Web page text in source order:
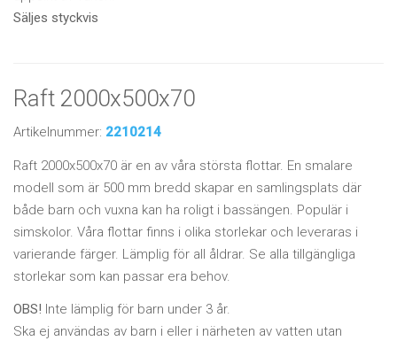
Säljes styckvis
Raft 2000x500x70
Artikelnummer: 2210214
Raft 2000x500x70 är en av våra största flottar. En smalare
modell som är 500 mm bredd skapar en samlingsplats där
både barn och vuxna kan ha roligt i bassängen. Populär i
simskolor. Våra flottar finns i olika storlekar och leveraras i
varierande färger. Lämplig för all åldrar. Se alla tillgängliga
storlekar som kan passar era behov.
OBS! Inte lämplig för barn under 3 år.
Ska ej användas av barn i eller i närheten av vatten utan